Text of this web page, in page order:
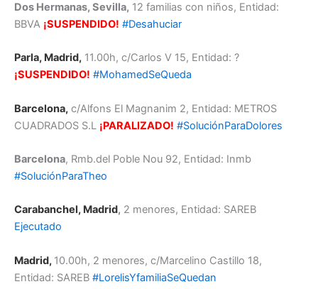
Dos Hermanas, Sevilla, 12 familias con niños, Entidad:
BBVA ¡SUSPENDIDO! #Desahuciar
Parla, Madrid, 11.00h, c/Carlos V 15, Entidad: ?
¡SUSPENDIDO! #MohamedSeQueda
Barcelona, c/Alfons El Magnanim 2, Entidad: METROS
CUADRADOS S.L ¡PARALIZADO! #SoluciónParaDolores
Barcelona, Rmb.del Poble Nou 92, Entidad: Inmb
#SoluciónParaTheo
Carabanchel, Madrid, 2 menores, Entidad: SAREB
Ejecutado
Madrid, 10.00h, 2 menores, c/Marcelino Castillo 18,
Entidad: SAREB #LorelisYfamiliaSeQuedan